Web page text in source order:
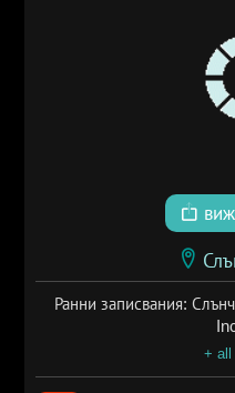
Ранни записвания:
+ all